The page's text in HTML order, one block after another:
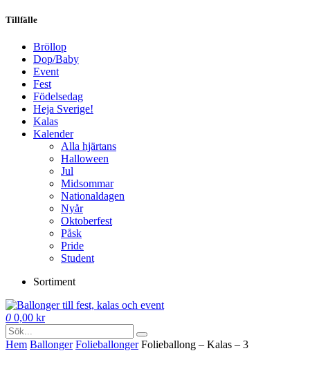
Tillfälle
Bröllop
Dop/Baby
Event
Fest
Födelsedag
Heja Sverige!
Kalas
Kalender
Alla hjärtans
Halloween
Jul
Midsommar
Nationaldagen
Nyår
Oktoberfest
Påsk
Pride
Student
Sortiment
0 0,00 kr
Hem Ballonger Folie­­­ballonger Folieballong – Kalas – 3